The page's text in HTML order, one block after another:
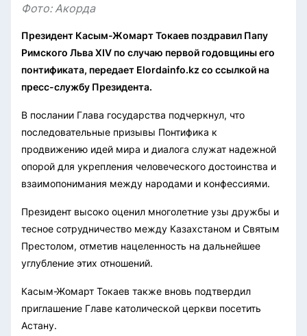
Фото: Акорда
Президент Касым-Жомарт Токаев поздравил Папу
Римского Льва XIV по случаю первой годовщины его
понтификата, передает Elordainfo.kz со ссылкой на
пресс-службу Президента.
В послании Глава государства подчеркнул, что
последовательные призывы Понтифика к
продвижению идей мира и диалога служат надежной
опорой для укрепления человеческого достоинства и
взаимопонимания между народами и конфессиями.
Президент высоко оценил многолетние узы дружбы и
тесное сотрудничество между Казахстаном и Святым
Престолом, отметив нацеленность на дальнейшее
углубление этих отношений.
Касым-Жомарт Токаев также вновь подтвердил
приглашение Главе католической церкви посетить
Астану.